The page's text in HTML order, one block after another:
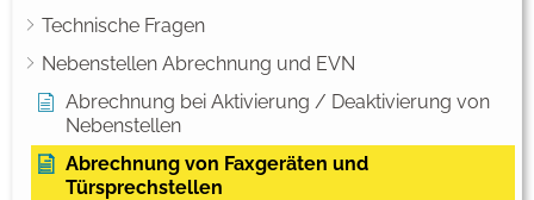
Technische Fragen
Nebenstellen Abrechnung und EVN
Abrechnung bei Aktivierung / Deaktivierung von
Nebenstellen
Abrechnung von Faxgeräten und
Türsprechstellen